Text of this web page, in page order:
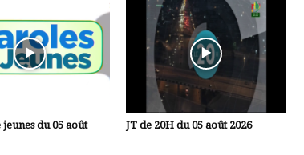
jeunes du 05 août
JT de 20H du 05 août 2026